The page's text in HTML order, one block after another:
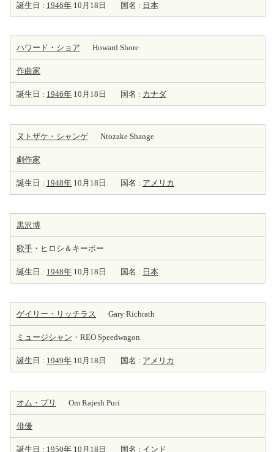
誕生日 : 1946年 10月18日 国名 : 日本
ハワード・ショア Howard Shore
作曲家
誕生日 : 1946年 10月18日 国名 : カナダ
ヌトザケ・シャンゲ Ntozake Shange
劇 作家
誕生日 : 1948年 10月18日 国名 : アメリカ
黒沢博
歌手 ・ヒロシ＆キーボー
誕生日 : 1948年 10月18日 国名 : 日本
ゲイリー・リッチラス Gary Richrath
ミュージシャン ・REO Speedwagon
誕生日 : 1949年 10月18日 国名 : アメリカ
オム・プリ Om Rajesh Puri
俳優
誕生日 : 1950年 10月18日 国名 : インド